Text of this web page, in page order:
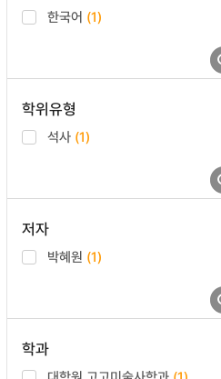
한국어 (1)
학위유형
석사 (1)
저자
박혜원 (1)
학과